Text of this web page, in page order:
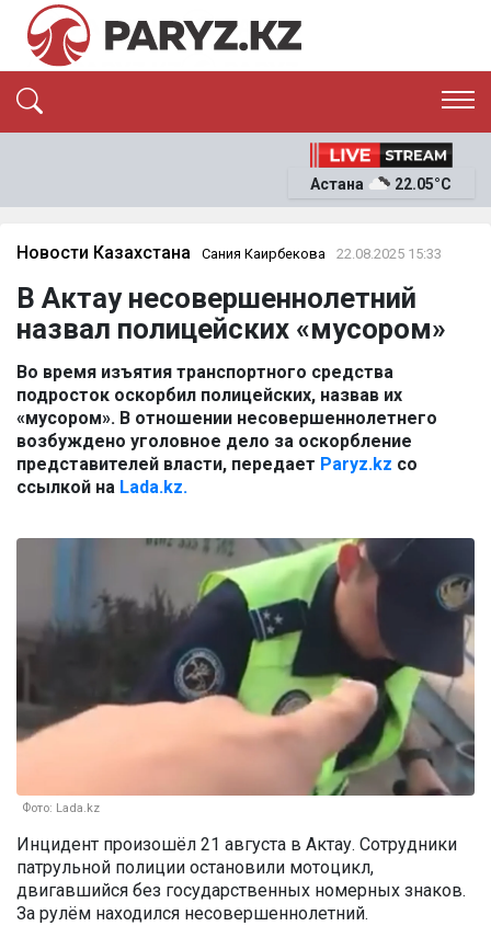
ЭКОНОМИКА
ОҚИҒА
News
Астана 22.05°C
Новости Казахстана Сания Каирбекова 22.08.2025 15:33
В Актау несовершеннолетний
назвал полицейских «мусором»
Во время изъятия транспортного средства
подросток оскорбил полицейских, назвав их
«мусором». В отношении несовершеннолетнего
возбуждено уголовное дело за оскорбление
представителей власти, передает Paryz.kz со
ссылкой на Lada.kz.
Фото: Lada.kz
Инцидент произошёл 21 августа в Актау. Сотрудники
патрульной полиции остановили мотоцикл,
двигавшийся без государственных номерных знаков.
За рулём находился несовершеннолетний.